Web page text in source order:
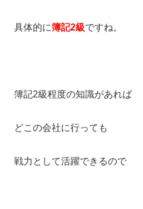
具体的に簿記2級ですね。
簿記2級程度の知識があれば
どこの会社に行っても
戦力として活躍できるので